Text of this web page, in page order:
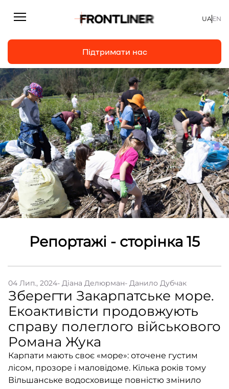
Репортажі
Статті
Інтерв’ю
Особисто
На часі
Про нас
Підтримати
Контакти
Співпраця
Медіакіт
Партнери проєкту та подяка
Редакційна політика | Копірайт
Документи
Підтримати нас
UAEN
Підтримати нас
Репортажі - сторінка 15
04 Лип., 2024- Діана Делюрман- Данило Дубчак
Зберегти Закарпатське море.
Екоактивісти продовжують
справу полеглого військового
Романа Жука
Карпати мають своє «море»: оточене густим
лісом, прозоре і маловідоме. Кілька років тому
Вільшанське водосховище повністю змінило